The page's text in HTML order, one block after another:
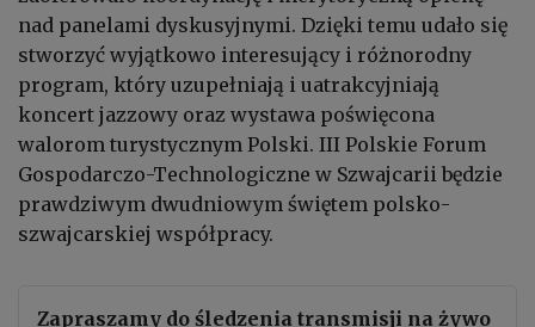
nad panelami dyskusyjnymi. Dzięki temu udało się
stworzyć wyjątkowo interesujący i różnorodny
program, który uzupełniają i uatrakcyjniają
koncert jazzowy oraz wystawa poświęcona
walorom turystycznym Polski. III Polskie Forum
Gospodarczo-Technologiczne w Szwajcarii będzie
prawdziwym dwudniowym świętem polsko-
szwajcarskiej współpracy.
Zapraszamy do śledzenia transmisji na żywo